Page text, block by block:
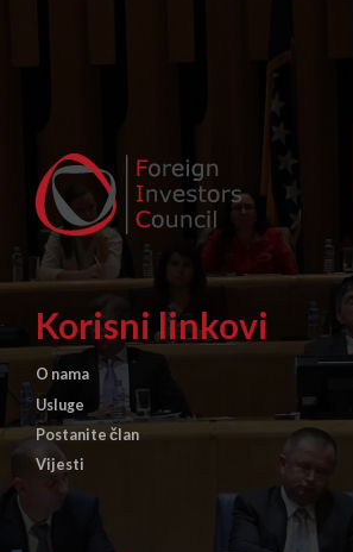
Korisni linkovi
O nama
Usluge
Postanite član
Vijesti